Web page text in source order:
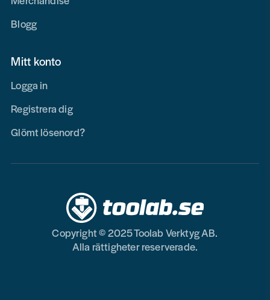
Blogg
Mitt konto
Logga in
Registrera dig
Glömt lösenord?
Copyright © 2025 Toolab Verktyg AB.
Alla rättigheter reserverade.